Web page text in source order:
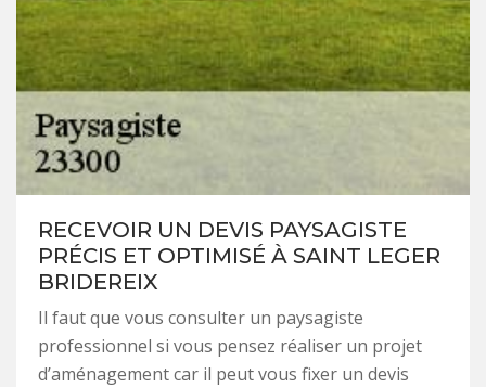
RECEVOIR UN DEVIS PAYSAGISTE
PRÉCIS ET OPTIMISÉ À SAINT LEGER
BRIDEREIX
Il faut que vous consulter un paysagiste
professionnel si vous pensez réaliser un projet
d’aménagement car il peut vous fixer un devis